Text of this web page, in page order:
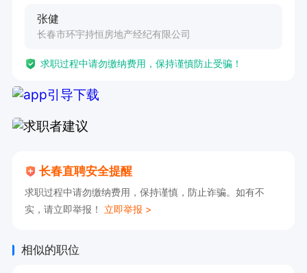
张健
长春市环宇持恒房地产经纪有限公司
求职过程中请勿缴纳费用，保持谨慎防止受骗！
长春直聘安全提醒
求职过程中请勿缴纳费用，保持谨慎，防止诈骗。如有不
实，请立即举报！ 立即举报 >
相似的职位